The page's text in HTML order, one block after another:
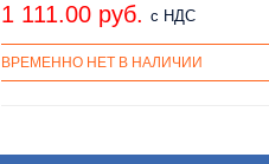
1 111.00 pуб. с НДС
ВРЕМЕННО НЕТ В НАЛИЧИИ